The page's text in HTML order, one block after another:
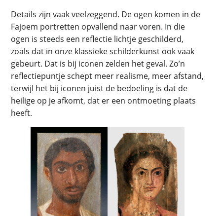
Details zijn vaak veelzeggend. De ogen komen in de
Fajoem portretten opvallend naar voren. In die
ogen is steeds een reflectie lichtje geschilderd,
zoals dat in onze klassieke schilderkunst ook vaak
gebeurt. Dat is bij iconen zelden het geval. Zo’n
reflectiepuntje schept meer realisme, meer afstand,
terwijl het bij iconen juist de bedoeling is dat de
heilige op je afkomt, dat er een ontmoeting plaats
heeft.